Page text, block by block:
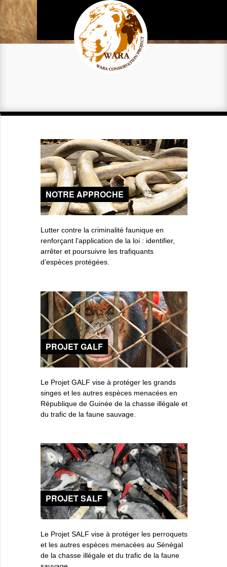
NOTRE APPROCHE
Lutter contre la criminalité faunique en
renforçant l’application de la loi : identifier,
arrêter et poursuivre les trafiquants
d’espèces protégées.
PROJET GALF
Le Projet GALF vise à protéger les grands
singes et les autres espèces menacées en
République de Guinée de la chasse illégale et
du trafic de la faune sauvage.
PROJET SALF
Le Projet SALF vise à protéger les perroquets
et les autres espèces menacées au Sénégal
de la chasse illégale et du trafic de la faune